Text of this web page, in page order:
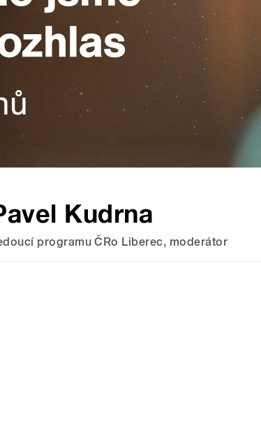
Kudrna
programu ČRo Liberec, moderátor